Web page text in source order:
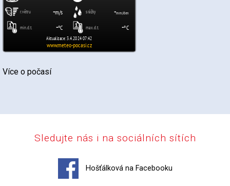
Více o počasí
Sledujte nás i na sociálních sítích
Hošťálková na Facebooku